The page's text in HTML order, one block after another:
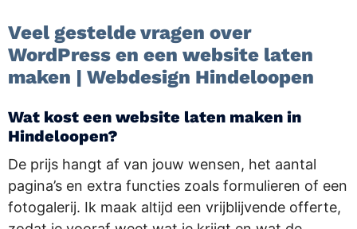
Veel gestelde vragen over
WordPress en een website laten
maken | Webdesign Hindeloopen
Wat kost een website laten maken in
Hindeloopen?
De prijs hangt af van jouw wensen, het aantal
pagina’s en extra functies zoals formulieren of een
fotogalerij. Ik maak altijd een vrijblijvende offerte,